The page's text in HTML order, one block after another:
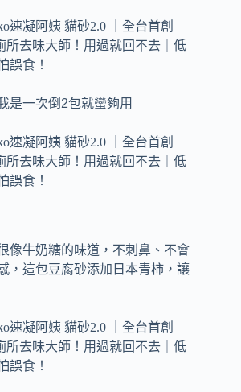
是一次倒2包就蠻夠用
像牛奶糖的味道，不刺鼻、不會
，這包豆腐砂添加日本青柿，讓